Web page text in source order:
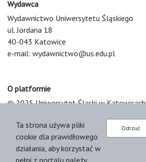
Wydawca
Wydawnictwo Uniwersytetu Śląskiego
ul. Jordana 18
40-043 Katowice
e-mail: wydawnictwo@us.edu.pl
O platformie
© 2025 Uniwersytet Śląski w Katowicach
Platform & Workflow by OJS/PKP
Ta strona używa pliki
cookie dla prawidłowego
działania, aby korzystać w
pełni z portalu należy
Odrzuć